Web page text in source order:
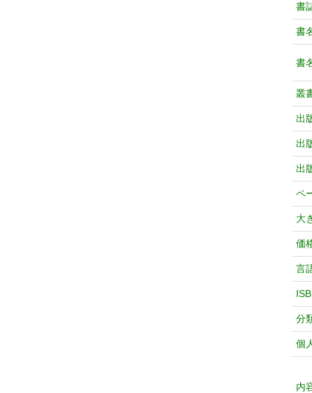
書
書
書
叢
出
出
出
ペ
大
価
言
分
個
内